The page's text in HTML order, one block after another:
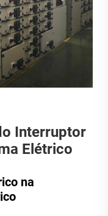
Interruptor
Elétrico
na